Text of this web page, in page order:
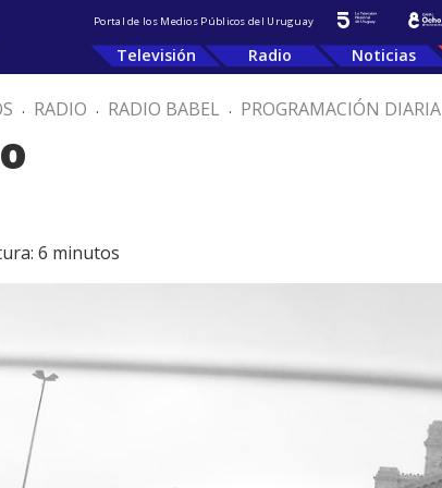
Portal de los Medios Públicos del Uruguay
Televisión Radio Noticias
. RADIO . RADIO BABEL . PROGRAMACIÓN DIARIA
6 minutos